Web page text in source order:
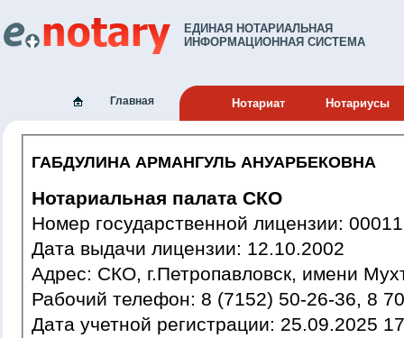
ЕДИНАЯ НОТАРИАЛЬНАЯ
ИНФОРМАЦИОННАЯ СИСТЕМА
Главная Нотариат Нотариусы
ГАБДУЛИНА АРМАНГУЛЬ АНУАРБЕКОВНА
Нотариальная палата СКО
Номер государственной
Дата выдачи лицензии: 12.10.2002
Адрес: СКО, г.Петропавловск, имени
Рабочий телефон: 8 (7152) 50-26-
Дата учетной регистрации: